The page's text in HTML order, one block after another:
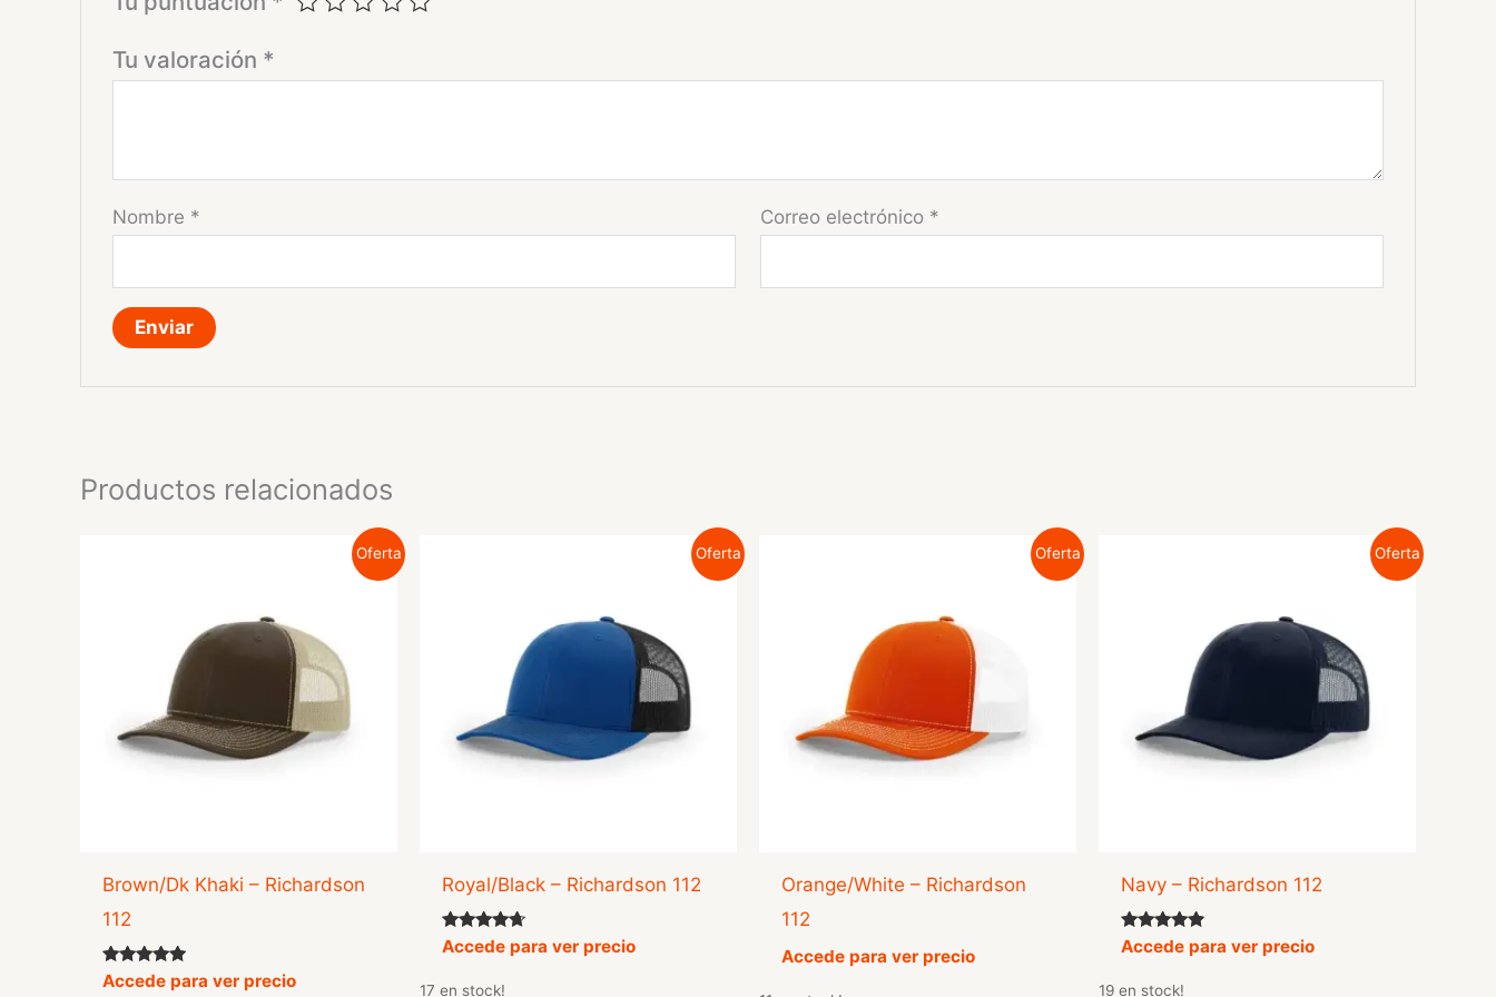
Tu valoración *
Nombre * Correo electrónico *
Productos relacionados
Oferta
Brown/Dk Khaki – Richardson
112
Valorado
con
Accede para ver precio
Oferta
Royal/Black – Richardson 112
Valorado
con
de 5
Accede para ver precio
17 en stock!
Oferta
Orange/White – Richardson
112
Accede para ver precio
Oferta
Navy – Richardson 112
Valorado
con
de 5
Accede para ver precio
19 en stock!